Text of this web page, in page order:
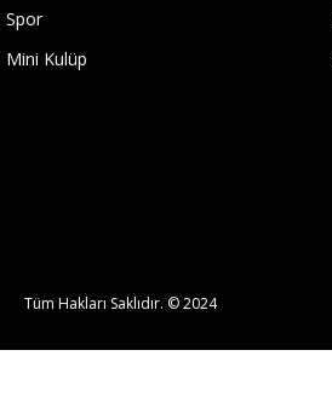
Spor
Mini Kulüp
Tüm Hakları Saklıdır. © 2024